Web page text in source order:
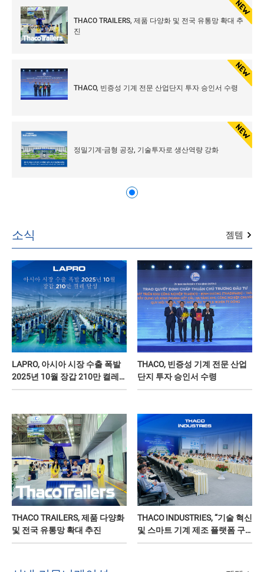
THACO TRAILERS, 제품 다양화 및 전국 유통망 확대 추
진
THACO, 빈증성 기계 전문 산업단지 투자 승인서 수령
정밀기계·금형 공장, 기술투자로 생산역량 강화
소식 젬템
LAPRO, 아시아 시장 수출 폭발
2025년 10월 장갑 210만 켤레
달성
THACO, 빈증성 기계 전문 산업
단지 투자 승인서 수령
THACO TRAILERS, 제품 다양화
및 전국 유통망 확대 추진
THACO INDUSTRIES, “기술 혁신
및 스마트 기계 제조 플랫폼 구
축” 과학 세미나 공동 개최